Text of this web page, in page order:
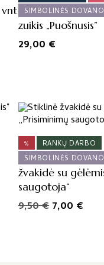
vnt
SIMBOLINĖS
zuikis „Puošnusis”
29,00 €
%
RANKŲ DARBO
SIMBOLINĖS
žvakidė su
saugotoja“
9,50€ Original
7,00 €